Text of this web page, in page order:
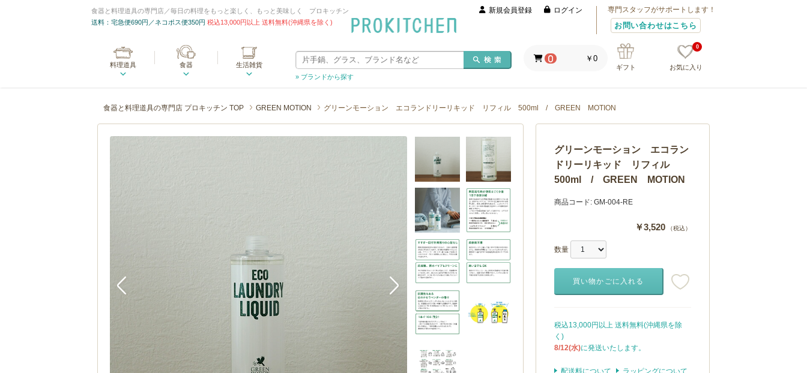
食器と料理道具の専門店／毎日の料理をもっと楽しく、もっと美味しく プロキッチン
送料：宅急便690円／ネコポス便350円 税込13,000円以上 送料無料(沖縄県を除く)
新規会員登録 ログイン 専門スタッフがサポートします！
お問い合わせはこちら
料理道具 食器
生活雑貨
» ブランドから探す
ギフト お気に入り
0
0 ￥0
食器と料理道具の専門店 プロキッチン TOP GREEN MOTION グリーンモーション エコランドリーリキッド リフィル 500ml / GREEN MOTION
グリーンモーション エコラン
ドリーリキッド リフィル
500ml / GREEN MOTION
商品コード: GM-004-RE
￥3,520 （税込）
数量
買い物かごに入れる
税込13,000円以上 送料無料(沖縄県を除
く)
8/12(水)に発送いたします。
配送料について ラッピングについて